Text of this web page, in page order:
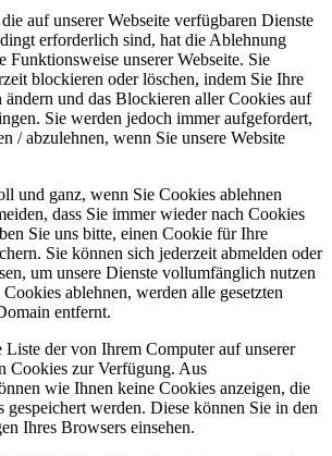
auf unserer Webseite verfügbaren Dienste
erforderlich sind, hat die Ablehnung
unserer Webseite. Sie
blockieren oder löschen, indem Sie Ihre
und das Blockieren aller Cookies auf
Sie werden jedoch immer aufgefordert,
/ abzulehnen, wenn Sie unsere Website
und ganz, wenn Sie Cookies ablehnen
dass Sie immer wieder nach Cookies
Sie uns bitte, einen Cookie für Ihre
Sie können sich jederzeit abmelden oder
um unsere Dienste vollumfänglich nutzen
ablehnen, werden alle gesetzten
entfernt.
Liste der von Ihrem Computer auf unserer
Cookies zur Verfügung. Aus
wie Ihnen keine Cookies anzeigen, die
gespeichert werden. Diese können Sie in den
Ihres Browsers einsehen.